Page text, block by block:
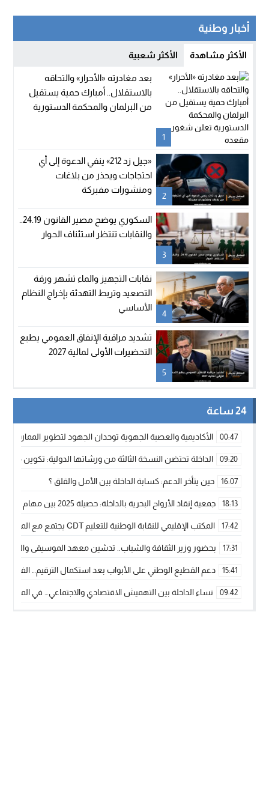
أخبار وطنية
الأكثر مشاهدة الأكثر شعبية
1
بعد مغادرته «الأحرار» والتحاقه
بالاستقلال.. أمبارك حمية يستقيل
من البرلمان والمحكمة الدستورية
2
«جيل زد 212» ينفي الدعوة إلى أي
احتجاجات ويحذر من بلاغات
ومنشورات مفبركة
3
والنقابات تنتظر استئناف الحوار
4
نقابات التجهيز والماء تشهر ورقة
التصعيد وتربط التهدئة بإخراج النظام
الأساسي
5
تشديد مراقبة الإنفاق العمومي يطبع
التحضيرات الأولى لمالية 2027
24 ساعة
00:47 الأكاديمية والعصبة الجهوية توحدان الجهود لتطوير الممارسة
09:20 الداخلة تحتضن النسخة الثالثة من ورشاتها الدولية: تكوين
16:07 حين يتأخر الدعم: كسابة الداخلة بين الأمل والقلق ؟
18:13 جمعية إنقاذ الأرواح البحرية بالداخلة: حصيلة 2025 بين مهام الإنقاذ ومشروع “دار البحار”
17:42 المكتب الإقليمي للنقابة الوطنية للتعليم CDT يجتمع مع المدير الإقليمي لمناقشة ملفات جوهرية لنساء ورجال التعليم
17:31 بحضور وزير الثقافة والشباب.. تدشين معهد الموسيقى والفنون
15:41 دعم القطيع الوطني على الأبواب بعد استكمال الترقيم…
09:42 نساء الداخلة بين التهميش الاقتصادي والاجتماعي… في المؤسسات